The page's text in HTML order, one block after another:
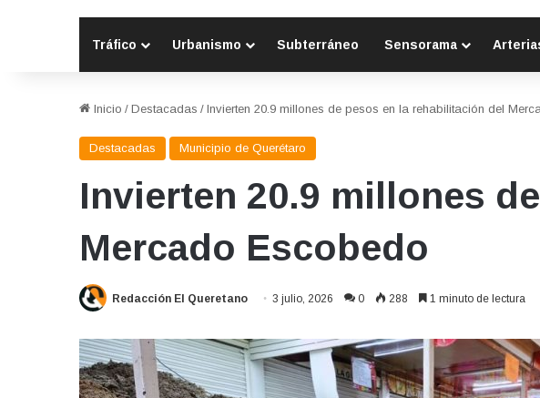
Tráfico Urbanismo Subterráneo Sensorama
Inicio / Destacadas / Invierten 20.9 millones de pesos en la rehabilitación del
Destacadas Municipio de Querétaro
Invierten 20.9 millones
Mercado Escobedo
Redacción El Queretano 3 julio, 2026 0 288 1 minuto de lectura